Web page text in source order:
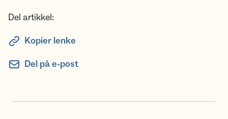
Del artikkel:
Kopier lenke
Del på e-post